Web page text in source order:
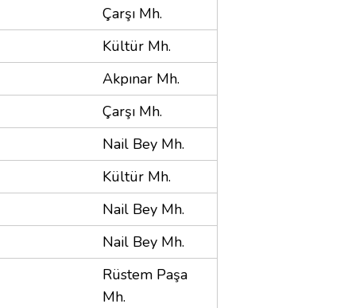
Çarşı Mh.
Kültür Mh.
Akpınar Mh.
Çarşı Mh.
Nail Bey Mh.
Kültür Mh.
Nail Bey Mh.
Nail Bey Mh.
Rüstem Paşa
Mh.